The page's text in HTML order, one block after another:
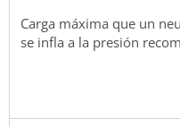
Carga máxima que un
se infla a la presión